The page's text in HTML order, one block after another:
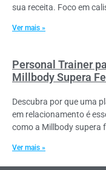
sua receita. Foco em
Ver mais »
Personal Trainer
Millbody Supera
Descubra por que uma
em relacionamento é
como a Millbody supera
Ver mais »